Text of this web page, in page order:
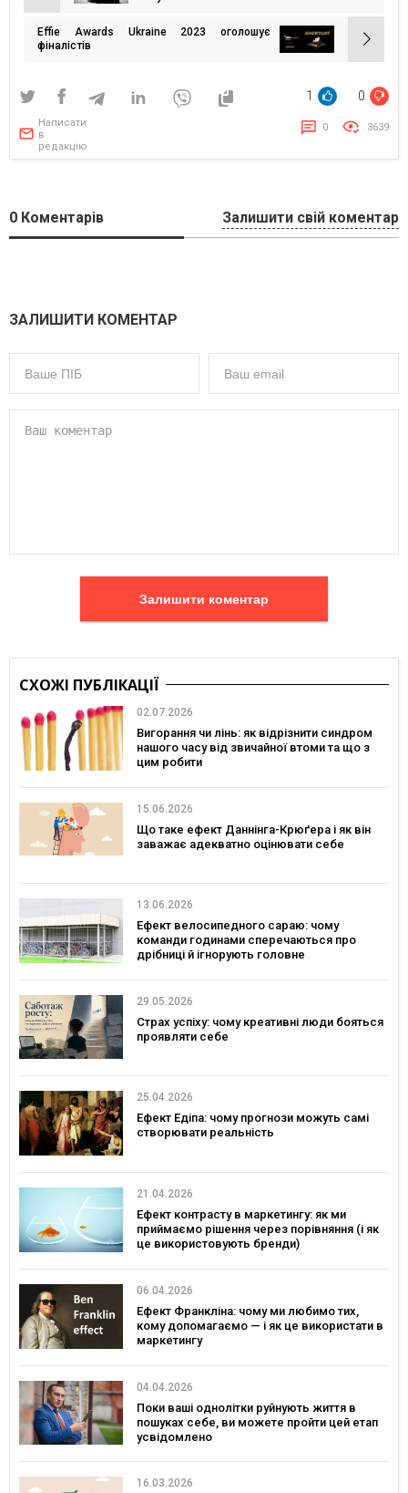
записів
Effie Awards Ukraine 2023 оголошує
фіналістів
1 0
Написати
в
редакцію
0 3639
0 Коментарів Залишити свій коментар
ЗАЛИШИТИ КОМЕНТАР
Залишити коментар
СХОЖІ ПУБЛІКАЦІЇ
02.07.2026
Вигорання чи лінь: як відрізнити синдром
нашого часу від звичайної втоми та що з
цим робити
15.06.2026
Що таке ефект Даннінга-Крюґера і як він
заважає адекватно оцінювати себе
13.06.2026
Ефект велосипедного сараю: чому
команди годинами сперечаються про
дрібниці й ігнорують головне
29.05.2026
Страх успіху: чому креативні люди бояться
проявляти себе
25.04.2026
Ефект Едіпа: чому прогнози можуть самі
створювати реальність
21.04.2026
Ефект контрасту в маркетингу: як ми
приймаємо рішення через порівняння (і як
це використовують бренди)
06.04.2026
Ефект Франкліна: чому ми любимо тих,
кому допомагаємо — і як це використати в
маркетингу
04.04.2026
Поки ваші однолітки руйнують життя в
пошуках себе, ви можете пройти цей етап
усвідомлено
16.03.2026